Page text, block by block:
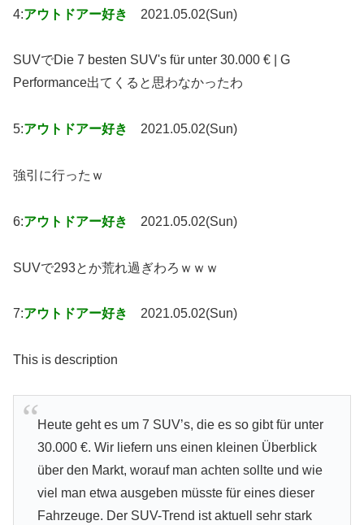
4:アウトドアー好き 2021.05.02(Sun)
SUVでDie 7 besten SUV's für unter 30.000 € | G
Performance出てくると思わなかったわ
5:アウトドアー好き 2021.05.02(Sun)
強引に行ったｗ
6:アウトドアー好き 2021.05.02(Sun)
SUVで293とか荒れ過ぎわろｗｗｗ
7:アウトドアー好き 2021.05.02(Sun)
This is description
Heute geht es um 7 SUV’s, die es so gibt für unter
30.000 €. Wir liefern uns einen kleinen Überblick
über den Markt, worauf man achten sollte und wie
viel man etwa ausgeben müsste für eines dieser
Fahrzeuge. Der SUV-Trend ist aktuell sehr stark